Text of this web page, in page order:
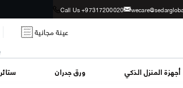
Call Us +97317200020
عينة مجانية
ستائر ورق جدران أجهزة المنزل الذكي